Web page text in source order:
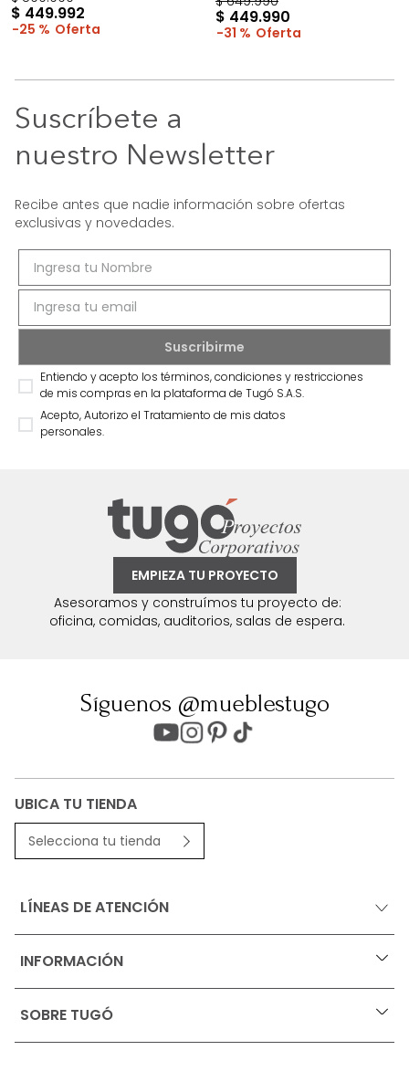
$ 449.992
25 %
$ 449.990
31 %
Suscríbete a
nuestro Newsletter
Recibe antes que nadie información sobre ofertas
exclusivas y novedades.
Entiendo y acepto los términos, condiciones y restricciones
de mis compras en la plataforma de Tugó S.A.S.
Acepto, Autorizo el Tratamiento de mis datos
personales.
EMPIEZA TU PROYECTO
Asesoramos y construímos tu proyecto de:
oficina, comidas, auditorios, salas de espera.
Síguenos @mueblestugo
UBICA TU TIENDA
Selecciona tu tienda
LÍNEAS DE ATENCIÓN
INFORMACIÓN +
Ofertas vigentes
Términos, condiciones y restricciones para productos
SOBRE TUGÓ +